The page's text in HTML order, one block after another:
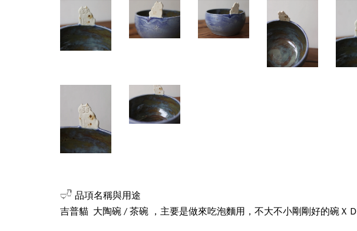
𓂑𓎹 品項名稱與用途
吉普貓 大陶碗 / 茶碗 ，主要是做來吃泡麵用，不大不小剛剛好的碗ＸＤ